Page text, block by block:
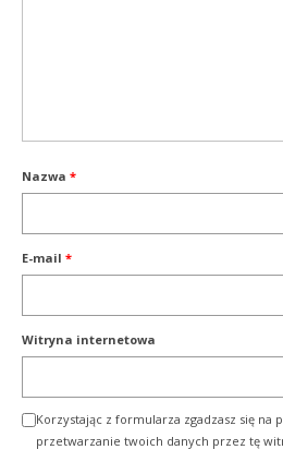
Nazwa *
E-mail *
Witryna internetowa
Korzystając z formularza zgadzasz się na
przetwarzanie twoich danych przez tę